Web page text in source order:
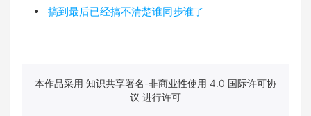
搞到最后已经搞不清楚谁同步谁了
本作品采用 知识共享署名-非商业性使用 4.0 国际许可协
议 进行许可